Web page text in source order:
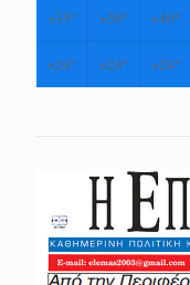
+35° +39° +40°
+24° +24° +24°